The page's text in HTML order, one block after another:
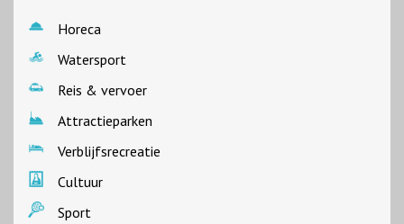
Horeca
Watersport
Reis & vervoer
Attractieparken
Verblijfsrecreatie
Cultuur
Sport